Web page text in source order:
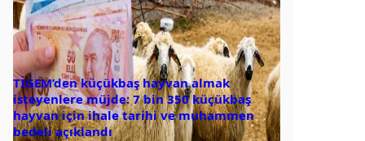
TİGEM’den küçükbaş hayvan almak
isteyenlere müjde: 7 bin 350 küçükbaş
hayvan için ihale tarihi ve muhammen
bedeli açıklandı